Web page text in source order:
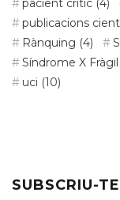
pacient crític (4)
publicacions
Rànquing (4)
Síndrome X Fràgil
uci (10)
SUBSCRIU-